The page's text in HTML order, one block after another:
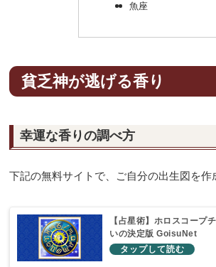
魚座
貧乏神が逃げる香り
幸運な香りの調べ方
下記の無料サイトで、ご自分の出生図を作
【占星術】ホロスコープ
いの決定版 GoisuNet